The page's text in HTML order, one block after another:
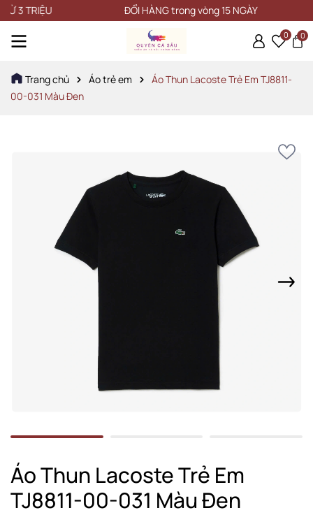
ĐỔI HÀNG trong vòng 15 NGÀY
0 0
Trang chủ Áo trẻ em
Áo Thun Lacoste Trẻ Em TJ8811-
00-031 Màu Đen
Áo Thun Lacoste Trẻ Em
TJ8811-00-031 Màu Đen